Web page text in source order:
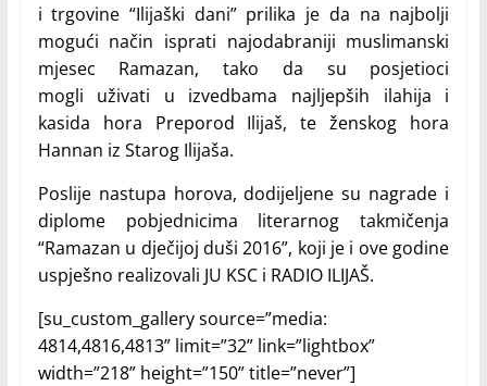
i trgovine “Ilijaški dani” prilika je da na najbolji
mogući način isprati najodabraniji muslimanski
mjesec Ramazan, tako da su posjetioci
mogli uživati u izvedbama najljepših ilahija i
kasida hora Preporod Ilijaš, te ženskog hora
Hannan iz Starog Ilijaša.
Poslije nastupa horova, dodijeljene su nagrade i
diplome pobjednicima literarnog takmičenja
“Ramazan u dječijoj duši 2016”, koji je i ove godine
uspješno realizovali JU KSC i RADIO ILIJAŠ.
[su_custom_gallery source=”media:
4814,4816,4813” limit=”32” link=”lightbox”
width=”218” height=”150” title=”never”]